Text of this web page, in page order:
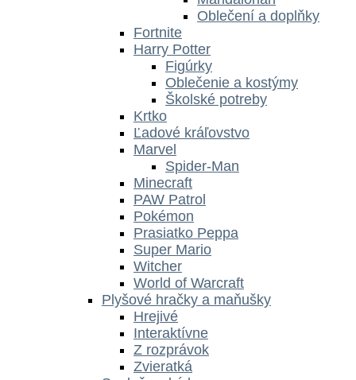
Oblečení a doplňky
Fortnite
Harry Potter
Figúrky
Oblečenie a kostýmy
Školské potreby
Krtko
Ľadové kráľovstvo
Marvel
Spider-Man
Minecraft
PAW Patrol
Pokémon
Prasiatko Peppa
Super Mario
Witcher
World of Warcraft
Plyšové hračky a maňušky
Hrejivé
Interaktívne
Z rozprávok
Zvieratká